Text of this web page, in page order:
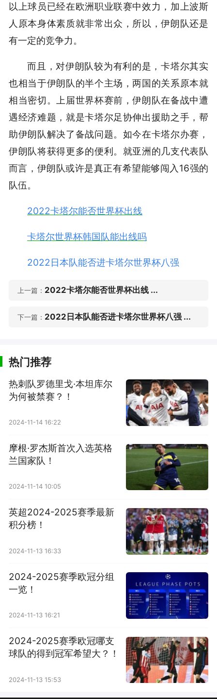
以上球员已经在欧洲职业联赛中效力，加上波斯
人原本身体素质就非常出众，所以，伊朗队还是
有一定的竞争力。
而且，对伊朗队较为有利的是，卡塔尔其实
也相当于伊朗队的半个主场，两国的关系原本就
相当密切。上届世界杯赛前，伊朗队在备战中遭
遇经济难题，就是卡塔尔足协伸出援助之手，帮
助伊朗队解决了备战问题。如今在卡塔尔办赛，
伊朗队将获得更多的便利。就亚洲的几支代表队
而言，伊朗队或许是真正有希望能够闯入16强的
队伍。
2022卡塔尔能否世界杯出线
卡塔尔世界杯韩国队能出线吗
2022日本队能否进卡塔尔世界杯八强
上一篇： 2022卡塔尔能否世界杯出线 ...
下一篇： 2022日本队能否进卡塔尔世界杯八强 ...
热门推荐
热刺队罗德里戈·本坦库尔
为何被禁赛？！
2024-11-14 16:22
摩根·罗杰斯首次入选英格
兰国家队！
2024-11-14 10:05
英超2024-2025赛季最新
积分榜！
2024-11-13 16:33
2024-2025赛季欧冠分组
一览！
2024-11-13 16:21
2024-2025赛季欧冠哪支
球队的得到冠军希望大？！
2024-11-13 15:53